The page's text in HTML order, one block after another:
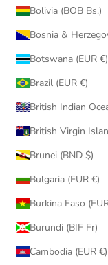
Bolivia (BOB Bs.)
Botswana (EUR €)
Brazil (EUR €)
Brunei (BND $)
Bulgaria (EUR €)
Burundi (BIF Fr)
Cambodia (EUR €)